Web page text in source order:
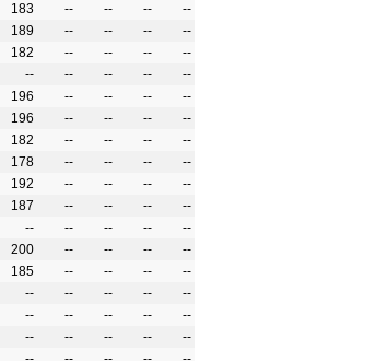
183 -- -- --
--
189 -- -- --
--
182 -- -- --
--
-- -- -- --
--
196 -- -- --
--
196 -- -- --
--
182 -- -- --
--
178 -- -- --
--
192 -- -- --
--
187 -- -- --
--
-- -- -- --
--
200 -- -- --
--
185 -- -- --
--
-- -- -- --
--
-- -- -- --
--
-- -- -- --
--